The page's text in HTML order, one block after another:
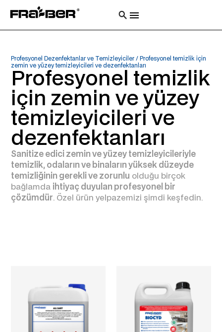
Profesyonel Dezenfektanlar ve Temizleyiciler / Profesyonel temizlik için
zemin ve yüzey temizleyicileri ve dezenfektanları
Profesyonel temizlik
için zemin ve yüzey
temizleyicileri ve
dezenfektanları
Sanitize edici zemin ve yüzey temizleyicileriyle
temizlik, odaların ve binaların yüksek düzeyde
temizliğinin gerekli ve zorunlu olduğu birçok
bağlamda ihtiyaç duyulan profesyonel bir
çözümdür. Özel ürün yelpazemizi şimdi keşfedin.